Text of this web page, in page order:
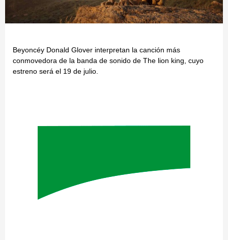
Beyoncéy Donald Glover interpretan la canción más
conmovedora de la banda de sonido de The lion king, cuyo
estreno será el 19 de julio.